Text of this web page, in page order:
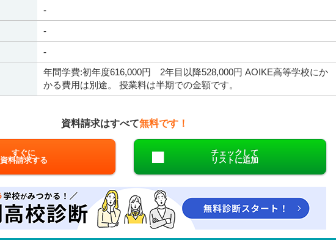
-
-
-
年間学費:初年度616,000円 2年目以降528,000円 AOIKE高等学校にか
かる費用は別途。 授業料は半期での金額です。
資料請求はすべて無料です！
すぐに
資料請求する
チェックして
リストに追加